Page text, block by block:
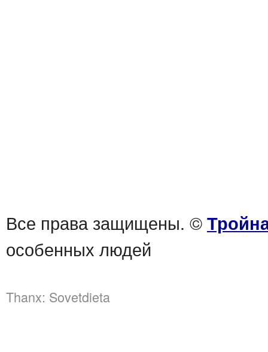
Все права защищены. ©
особенных людей
Thanx: Sovetdieta